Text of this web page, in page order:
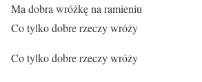
Ma dobra wróżkę na ramieniu
Co tylko dobre rzeczy wróży
Co tylko dobre rzeczy wróży